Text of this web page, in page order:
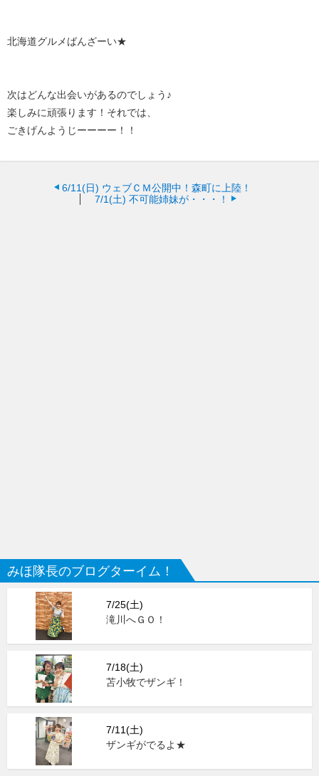
北海道グルメばんざーい★
次はどんな出会いがあるのでしょう♪
楽しみに頑張ります！それでは、
ごきげんようじーーーー！！
6/11(日) ウェブＣＭ公開中！森町に上陸！
7/1(土) 不可能姉妹が・・・！
みほ隊長のブログターイム！
7/25(土)
滝川へＧＯ！
7/18(土)
苫小牧でザンギ！
7/11(土)
ザンギがでるよ★